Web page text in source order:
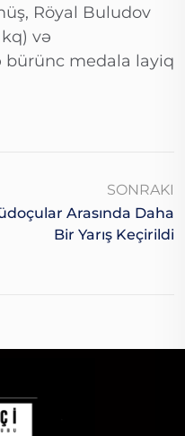
Röyal Buludov
və
bürünc medala layiq
SONRAKI
Arasında Daha
Bir Yarış Keçirildi